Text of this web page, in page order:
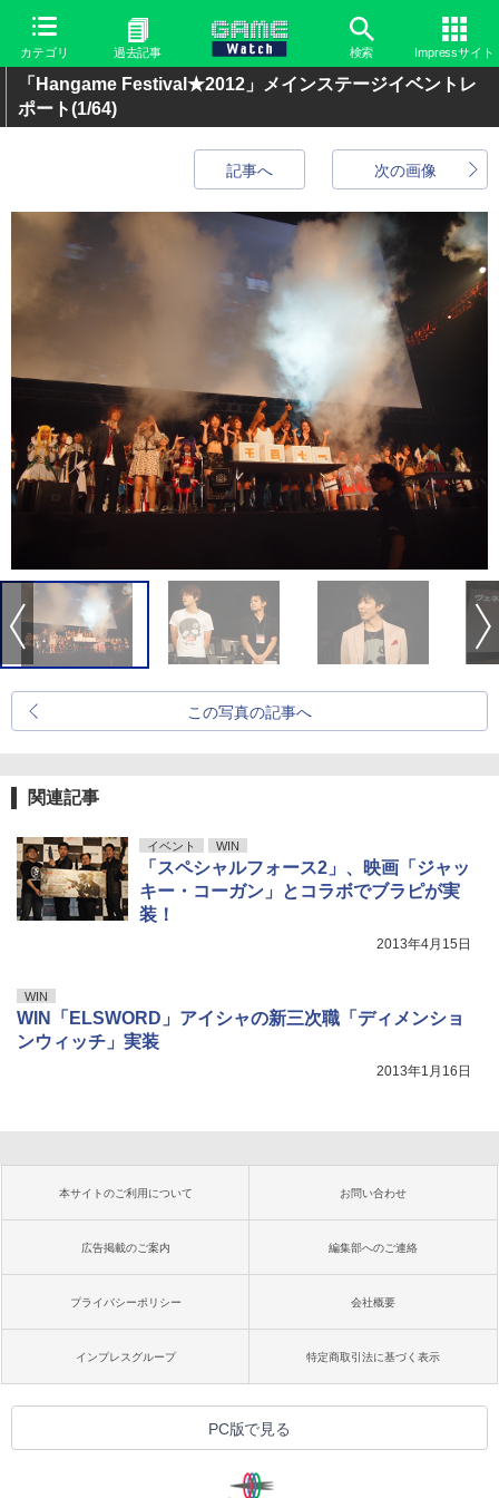
カテゴリ 過去記事 検索 Impressサイト
「Hangame Festival★2012」メインステージイベントレ
ポート(1/64)
次の画像
記事へ
この写真の記事へ
関連記事
イベント WIN
「スペシャルフォース2」、映画「ジャッ
キー・コーガン」とコラボでブラピが実
装！
2013年4月15日
WIN
WIN「ELSWORD」アイシャの新三次職「ディメンショ
ンウィッチ」実装
2013年1月16日
本サイトのご利用について お問い合わせ
広告掲載のご案内 編集部へのご連絡
プライバシーポリシー 会社概要
インプレスグループ 特定商取引法に基づく表示
PC版で見る